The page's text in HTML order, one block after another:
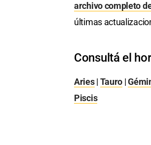
archivo completo
últimas
Consultá el
Aries| Tauro |
Piscis